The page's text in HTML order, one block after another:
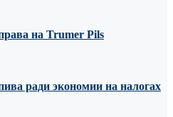
на Trumer Pils
ради экономии на налогах